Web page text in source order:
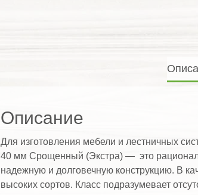
Описание
Для изготовления мебели и лестничных
40 мм Срощенный (Экстра) — это
надежную и долговечную конструкцию. В
высоких сортов. Класс подразумевает